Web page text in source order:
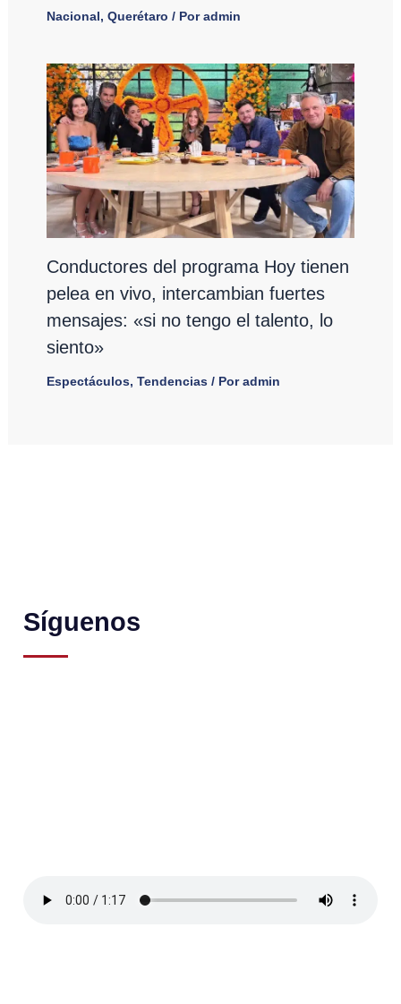
Nacional, Querétaro / Poradmin
Conductores del programa Hoy tienen
pelea en vivo, intercambian fuertes
mensajes: «si no tengo el talento, lo
siento»
Espectáculos, Tendencias/ Poradmin
Síguenos